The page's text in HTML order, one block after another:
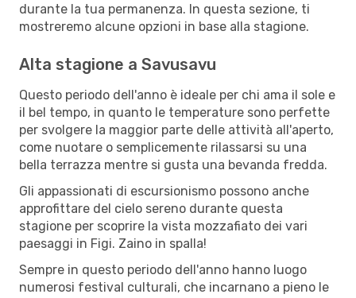
durante la tua permanenza. In questa sezione, ti
mostreremo alcune opzioni in base alla stagione.
Alta stagione a Savusavu
Questo periodo dell'anno è ideale per chi ama il sole e
il bel tempo, in quanto le temperature sono perfette
per svolgere la maggior parte delle attività all'aperto,
come nuotare o semplicemente rilassarsi su una
bella terrazza mentre si gusta una bevanda fredda.
Gli appassionati di escursionismo possono anche
approfittare del cielo sereno durante questa
stagione per scoprire la vista mozzafiato dei vari
paesaggi in Figi. Zaino in spalla!
Sempre in questo periodo dell'anno hanno luogo
numerosi festival culturali, che incarnano a pieno le